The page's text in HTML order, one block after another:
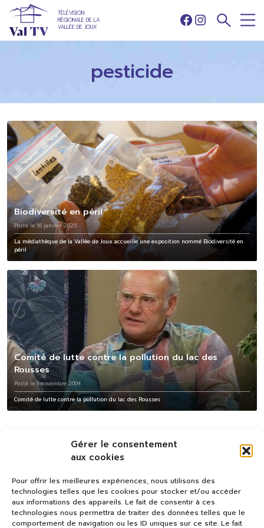
Gérer le consentement
aux cookies
Pour offrir les meilleures expériences, nous utilisons des
technologies telles que les cookies pour stocker et/ou accéder
aux informations des appareils. Le fait de consentir à ces
technologies nous permettra de traiter des données telles que le
comportement de navigation ou les ID uniques sur ce site. Le fait
TÉLÉVISION
RÉGIONALE DE LA
VALLÉE DE JOUX
Facebook
Instagram
pesticide
Biodiversité en péril
Posté le 16 janvier 2025
La médiathèque de la Vallée de Joux accueille une exposition nommé Biodiversité en
péril
Comité de lutte contre la pollution du lac des
Rousses
Posté le 1 novembre 2004
Comité de lutte contre la pollution du lac des Rousses